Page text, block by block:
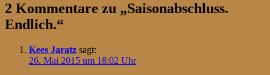
2 Kommentare zu „Saisonabschluss.
Endlich.“
Kees Jaratz sagt:
26. Mai 2015 um 18:02 Uhr